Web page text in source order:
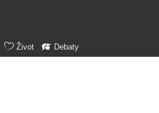
Život Debaty